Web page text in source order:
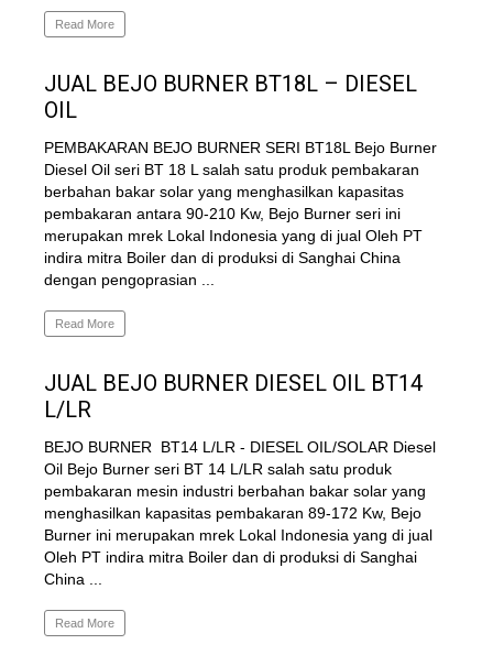
Read More
JUAL BEJO BURNER BT18L – DIESEL
OIL
PEMBAKARAN BEJO BURNER SERI BT18L Bejo Burner
Diesel Oil seri BT 18 L salah satu produk pembakaran
berbahan bakar solar yang menghasilkan kapasitas
pembakaran antara 90-210 Kw, Bejo Burner seri ini
merupakan mrek Lokal Indonesia yang di jual Oleh PT
indira mitra Boiler dan di produksi di Sanghai China
dengan pengoprasian ...
Read More
JUAL BEJO BURNER DIESEL OIL BT14
L/LR
BEJO BURNER BT14 L/LR - DIESEL OIL/SOLAR Diesel
Oil Bejo Burner seri BT 14 L/LR salah satu produk
pembakaran mesin industri berbahan bakar solar yang
menghasilkan kapasitas pembakaran 89-172 Kw, Bejo
Burner ini merupakan mrek Lokal Indonesia yang di jual
Oleh PT indira mitra Boiler dan di produksi di Sanghai
China ...
Read More